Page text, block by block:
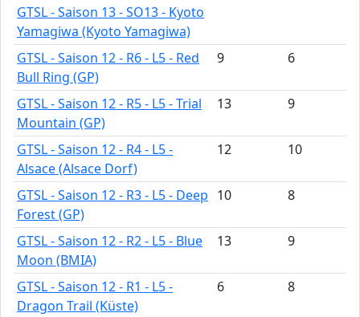
GTSL - Saison 13 - SO13 - Kyoto
Yamagiwa (Kyoto Yamagiwa)
GTSL - Saison 12 - R6 - L5 - Red
Bull Ring (GP)
9 6
GTSL - Saison 12 - R5 - L5 - Trial
Mountain (GP)
13 9
GTSL - Saison 12 - R4 - L5 -
Alsace (Alsace Dorf)
12 10
GTSL - Saison 12 - R3 - L5 - Deep
Forest (GP)
10 8
GTSL - Saison 12 - R2 - L5 - Blue
Moon (BMIA)
13 9
GTSL - Saison 12 - R1 - L5 -
Dragon Trail (Küste)
6 8